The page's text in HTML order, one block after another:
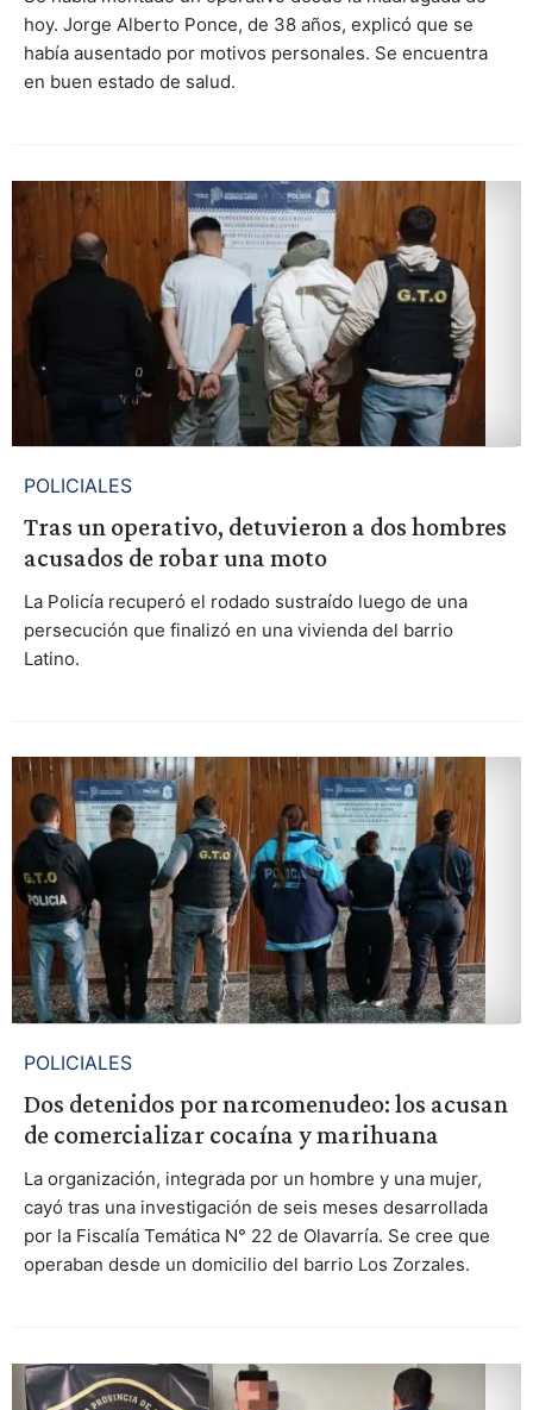
hoy. Jorge Alberto Ponce, de 38 años, explicó que se
había ausentado por motivos personales. Se encuentra
en buen estado de salud.
POLICIALES
Tras un operativo, detuvieron a dos hombres
acusados de robar una moto
La Policía recuperó el rodado sustraído luego de una
persecución que finalizó en una vivienda del barrio
Latino.
POLICIALES
Dos detenidos por narcomenudeo: los acusan
de comercializar cocaína y marihuana
La organización, integrada por un hombre y una mujer,
cayó tras una investigación de seis meses desarrollada
por la Fiscalía Temática N° 22 de Olavarría. Se cree que
operaban desde un domicilio del barrio Los Zorzales.